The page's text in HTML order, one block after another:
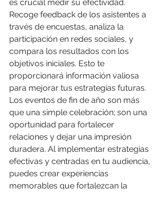
es crucial medir su efectividad.
Recoge feedback de los asistentes a
través de encuestas, analiza la
participación en redes sociales, y
compara los resultados con los
objetivos iniciales. Esto te
proporcionará información valiosa
para mejorar tus estrategias futuras.
Los eventos de fin de año son más
que una simple celebración; son una
oportunidad para fortalecer
relaciones y dejar una impresión
duradera. Al implementar estrategias
efectivas y centradas en tu audiencia,
puedes crear experiencias
memorables que fortalezcan la